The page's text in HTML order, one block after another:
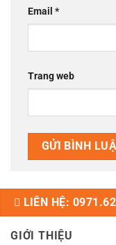
Email *
Trang web
GIỚI THIỆU
LIÊN HỆ: